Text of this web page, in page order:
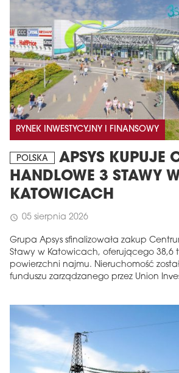
RYNEK INWESTYCYJNY I FINANSOWY
POLSKA
APSYS KUPUJE
HANDLOWE 3 STAWY
KATOWICACH
schedule 05 sierpnia 2026
Grupa Apsys sfinalizowała zakup
Stawy w Katowicach, oferującego 38,6
powierzchni najmu. Nieruchomość
funduszu zarządzanego przez Union